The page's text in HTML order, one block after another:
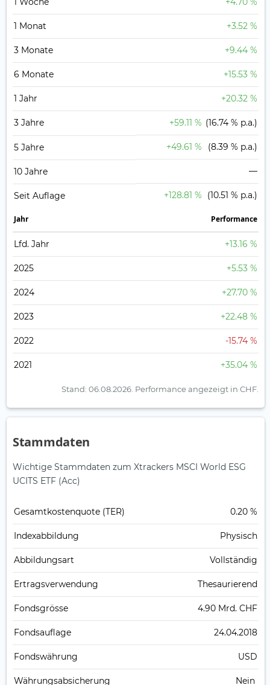
1 Monat +3.52 %
3 Monate +9.44 %
6 Monate +15.53 %
1 Jahr +20.32 %
3 Jahre +59.11 % (16.74 % p.a.)
5 Jahre +49.61 % (8.39 % p.a.)
10 Jahre —
Seit Auflage +128.81 % (10.51 % p.a.)
Jahr Perfor­mance
Lfd. Jahr +13.16 %
2025 +5.53 %
2024 +27.70 %
2023 +22.48 %
2022 -15.74 %
2021 +35.04 %
Stand: 06.08.2026. Performance angezeigt in CHF.
Stammdaten
Wichtige Stammdaten zum Xtrackers MSCI World ESG
UCITS ETF (Acc)
Gesamt­kosten­quote (TER) 0.20 %
Index­abbildung Physisch
Abbildungs­art Vollständig
Ertrags­verwendung Thesaurierend
Fonds­grösse 4.90 Mrd. CHF
Fonds­auflage 24.04.2018
Fonds­währung USD
Währungsabsicherung Nein